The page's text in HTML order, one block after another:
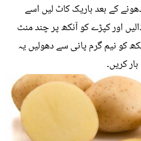
کے بعد باریک کاٹ لیں اسے
اور کپڑے کو آنکھ پر چند منٹ
کو نیم گرم پانی سے دھولیں یہ
کریں۔